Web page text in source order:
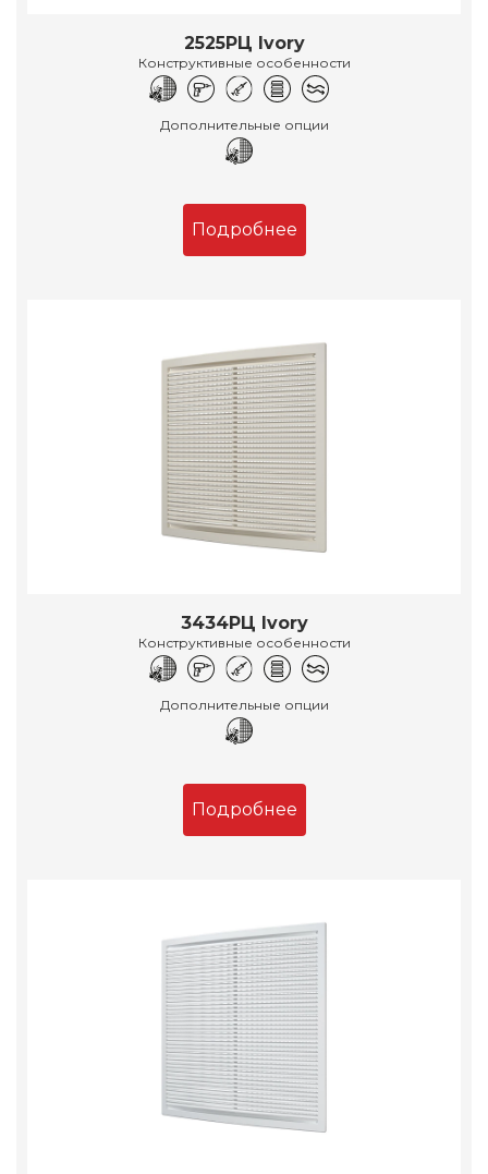
2525РЦ Ivory
Конструктивные особенности
Дополнительные опции
Подробнее
3434РЦ Ivory
Конструктивные особенности
Дополнительные опции
Подробнее